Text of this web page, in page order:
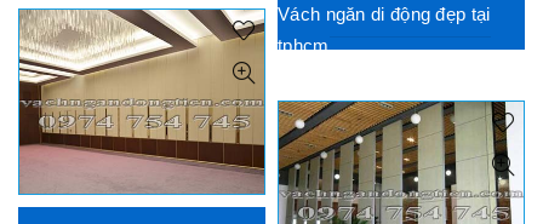
Vách ngăn di động đẹp tại
tphcm